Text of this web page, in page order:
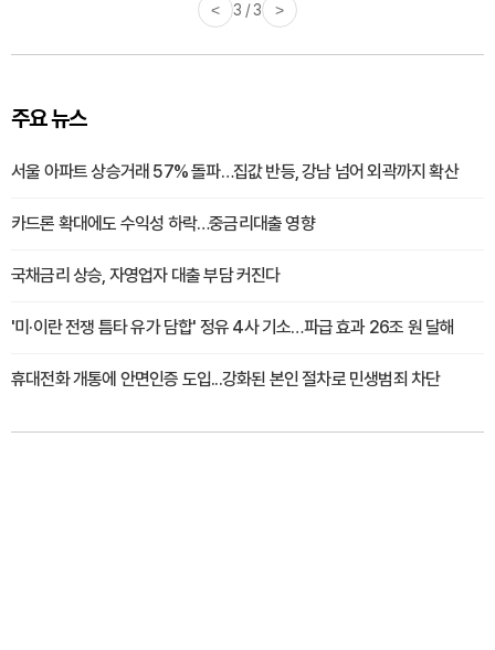
< 3 / 3 >
주요 뉴스
서울 아파트 상승거래 57% 돌파…집값 반등, 강남 넘어 외곽까지 확산
카드론 확대에도 수익성 하락…중금리대출 영향
국채금리 상승, 자영업자 대출 부담 커진다
'미·이란 전쟁 틈타 유가 담합' 정유 4사 기소…파급 효과 26조 원 달해
휴대전화 개통에 안면인증 도입...강화된 본인 절차로 민생범죄 차단